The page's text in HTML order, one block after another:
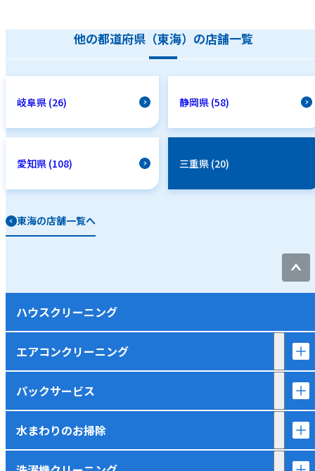
他の都道府県（東海）の店舗一覧
岐阜県 (26) 静岡県 (58)
愛知県 (108) 三重県 (20)
東海の店舗一覧へ
ハウスクリーニング
エアコンクリーニング
パックサービス
水まわりのお掃除